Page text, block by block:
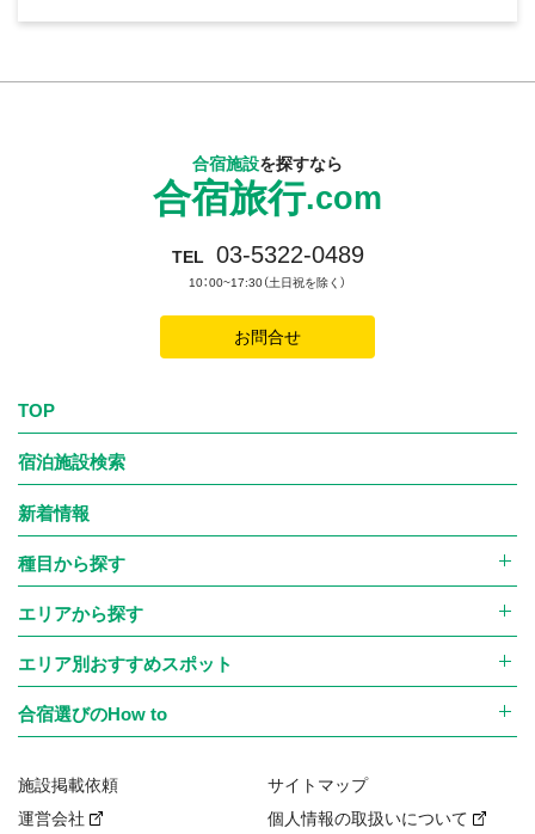
合宿施設を探すなら
合宿旅行.com
TEL 03-5322-0489
10：00~17:30（土日祝を除く）
お問合せ
TOP
宿泊施設検索
新着情報
種目から探す
エリアから探す
エリア別おすすめスポット
合宿選びのHow to
施設掲載依頼
サイトマップ
運営会社
個人情報の取扱いについて